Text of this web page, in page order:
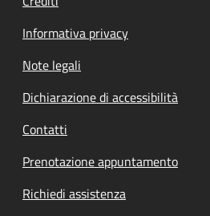
Informativa privacy
Note legali
Dichiarazione di accessibilità
Contatti
Prenotazione appuntamento
Richiedi assistenza